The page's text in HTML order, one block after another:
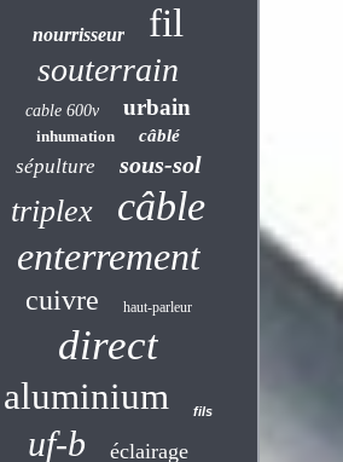
nourrisseur fil
souterrain
cable 600v urbain
inhumation câblé
sépulture sous-sol
triplex câble
enterrement
cuivre haut-parleur
direct
aluminium fils
uf-b éclairage